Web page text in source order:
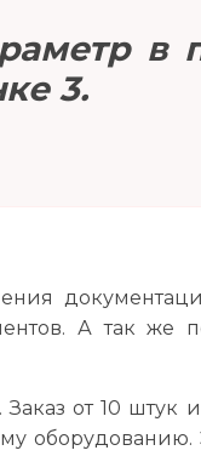
в
3.
А так же
от 10 штук
оборудованию.